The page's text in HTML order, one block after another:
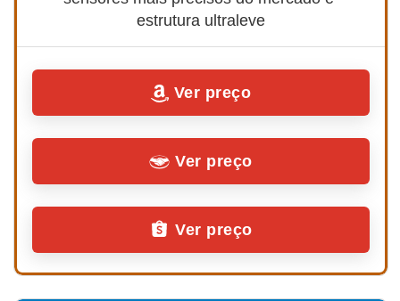
estrutura ultraleve
Ver preço
Ver preço
Ver preço